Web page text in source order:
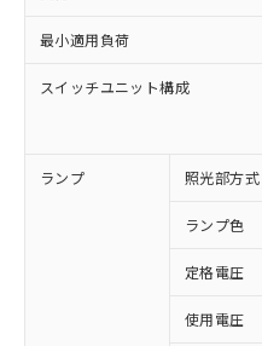
最小適用負荷
スイッチユニット構成
ランプ 照光部方式
ランプ色
定格電圧
使用電圧